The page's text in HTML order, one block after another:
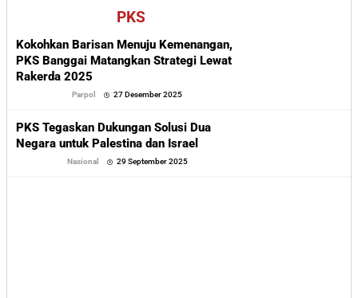
PKS
Kokohkan Barisan Menuju Kemenangan,
PKS Banggai Matangkan Strategi Lewat
Rakerda 2025
Parpol 27 Desember 2025
PKS Tegaskan Dukungan Solusi Dua
Negara untuk Palestina dan Israel
Nasional 29 September 2025